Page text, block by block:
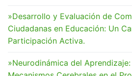
»Desarrollo y Evaluación de
Ciudadanas en Educación: Un
Participación Activa.
»Neurodinámica del